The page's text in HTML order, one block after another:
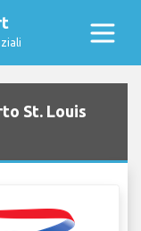
St. Louis